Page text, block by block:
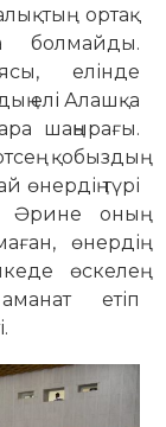
ортақ
болмайды.
елінде
елі Алашқа
шаңырағы.
қобыздың
өнердің түрі
Әрине оның
өнердің
өскелең
етіп